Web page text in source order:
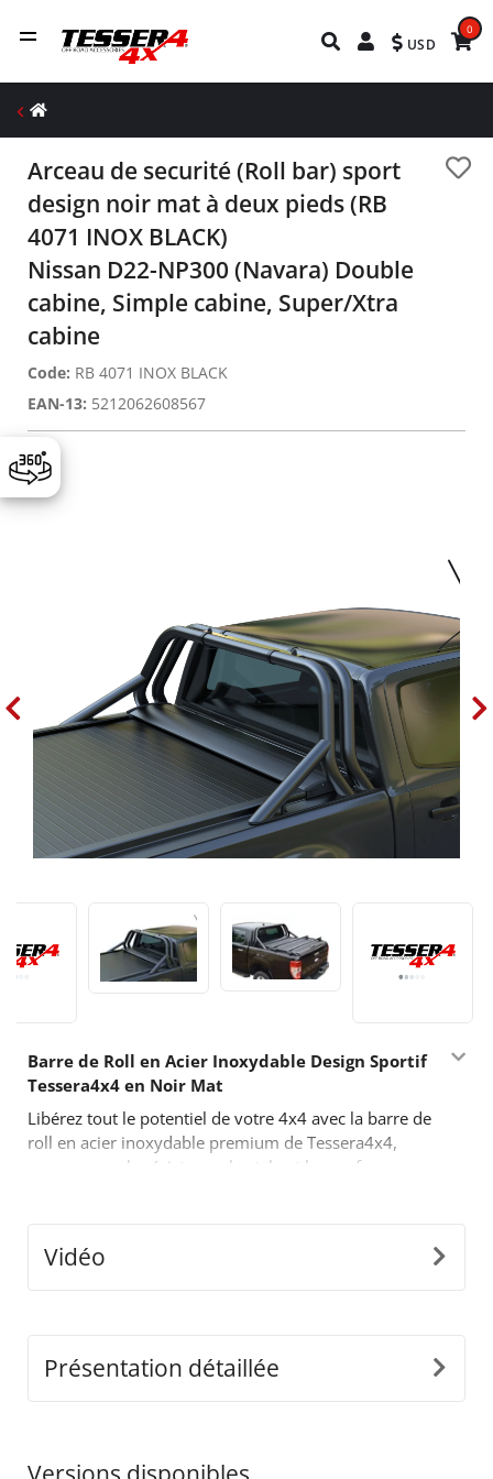
USD
0
Arceau de securité (Roll bar) sport
design noir mat à deux pieds (RB
4071 INOX BLACK)
Nissan D22-NP300 (Navara) Double
cabine, Simple cabine, Super/Xtra
cabine
Code: RB 4071 INOX BLACK
EAN-13: 5212062608567
Barre de Roll en Acier Inoxydable Design Sportif
Tessera4x4 en Noir Mat
Libérez tout le potentiel de votre 4x4 avec la barre de
roll en acier inoxydable premium de Tessera4x4,
conçue pour la résistance, le style et les performances.
Caractéristiques Principales :
cette barre de roll est conçue pour résister à des
conditions difficiles tout en offrant une apparence
détaché s'ajuste parfaitement aux dimensions de la
Vidéo
Présentation détaillée